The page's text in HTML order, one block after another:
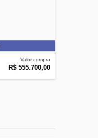
Valor compra
R$ 555.700,00